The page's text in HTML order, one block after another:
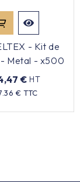
- Kit de
Metal - x500
€ HT
€ TTC
Prix